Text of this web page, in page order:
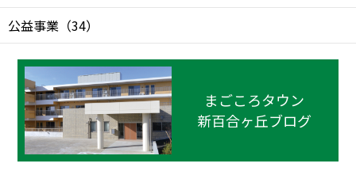
公益事業 （34）
まごころタウン
新百合ヶ丘ブログ